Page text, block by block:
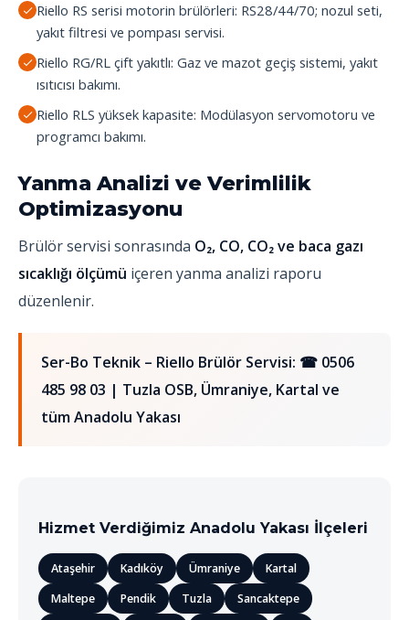
Riello RS serisi motorin brülörleri: RS28/44/70; nozul seti,
yakıt filtresi ve pompası servisi.
Riello RG/RL çift yakıtlı: Gaz ve mazot geçiş sistemi, yakıt
ısıtıcısı bakımı.
Riello RLS yüksek kapasite: Modülasyon servomotoru ve
programcı bakımı.
Yanma Analizi ve Verimlilik
Optimizasyonu
Brülör servisi sonrasında O₂, CO, CO₂ ve baca gazı
sıcaklığı ölçümü içeren yanma analizi raporu
düzenlenir.
Ser-Bo Teknik – Riello Brülör Servisi: ☎ 0506
485 98 03 | Tuzla OSB, Ümraniye, Kartal ve
tüm Anadolu Yakası
Hizmet Verdiğimiz Anadolu Yakası İlçeleri
Ataşehir Kadıköy Ümraniye
Kartal
Maltepe
Pendik Tuzla
Sancaktepe